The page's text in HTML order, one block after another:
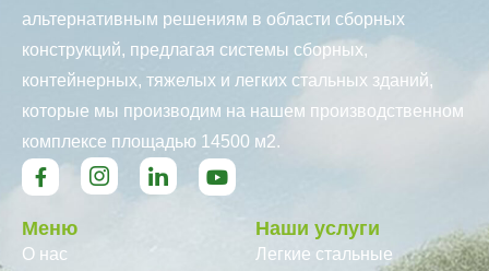
альтернативным решениям в области сборных
конструкций, предлагая системы сборных,
контейнерных, тяжелых и легких стальных зданий,
которые мы производим на нашем производственном
комплексе площадью 14500 м2.
Меню
О нас
Наши услуги
Легкие стальные